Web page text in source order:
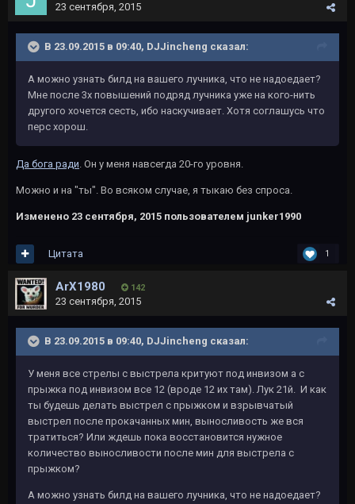
23 сентября, 2015
В 23.09.2015 в 09:40, DJJincheng сказал:
А можно узнать билд на вашего лучника, что не надоедает?
Мне после 3х повышений подряд лучника уже на кого-нить
другого хочется сесть, ибо наскучивает. Хотя соглашусь что
перс хорош.
Да бога ради. Он у меня навсегда 20-го уровня.
Можно и на "ты". Во всяком случае, я тыкаю без спроса.
Изменено 23 сентября, 2015 пользователем junker1990
1
Цитата
ArX1980 142
23 сентября, 2015
В 23.09.2015 в 09:40, DJJincheng сказал:
У меня все стрелы с выстрела критуют под инвизом а с
прыжка под инвизом все 12 (вроде 12 их там). Лук 21й. И как
ты будешь делать выстрел с прыжком и взрывчатый
выстрел после прокачанных мин, выносливость же вся
тратиться? Или ждешь пока восстановится нужное
количество выносливости после мин для выстрела с
прыжком?
А можно узнать билд на вашего лучника, что не надоедает?